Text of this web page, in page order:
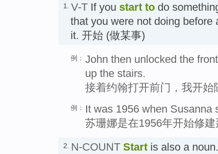
1. V-T If you start to do
that you were not doing before
it. 开始 (做某事)
例： John then unlocked the
up the stairs.
接着约翰打开前门，我开始
例：
It was 1956 when Susanna
苏珊娜是在1956年开始修
2. N-COUNT Start is also a